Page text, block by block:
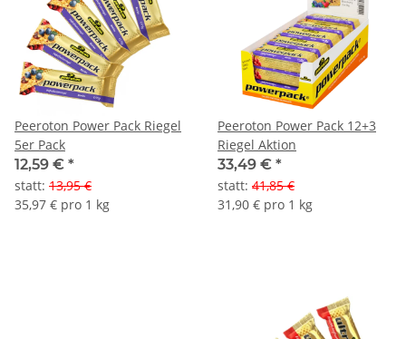
Peeroton Power Pack Riegel
5er Pack
12,59 € *
statt: 13,95 €
35,97 € pro 1 kg
Peeroton Power Pack 12+3
Riegel Aktion
33,49 € *
statt: 41,85 €
31,90 € pro 1 kg